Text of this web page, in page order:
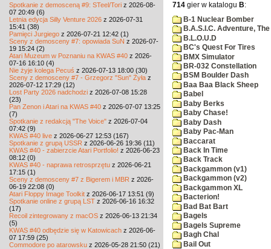
Spotkanie z demosceną #9: STeel/Tori z 2026-08-
07 20:49 (6)
Letnia edycja Silly Venture 2026 z 2026-07-31
15:41 (38)
Pamięci Jurgiego z 2026-07-21 12:42 (1)
Sceny z demosceny #7: opowiada SuN z 2026-07-
19 15:24 (2)
Atari Muzeum w Poznaniu na KWAS #40 z 2026-
07-16 16:10 (4)
Nie żyje kolega Pecuś z 2026-07-13 18:00 (30)
Sceny z demosceny #7 - Grzegorz "Sun" Żyła z
2026-07-12 17:29 (12)
Lost Party 2026 nadchodzi z 2026-07-08 15:28
(23)
Pan Zenon i Atari na KWAS #40 z 2026-07-07 13:25
(7)
Spotkanie z redakcją "The Voice" z 2026-07-04
07:42 (9)
KWAS #40 live z 2026-06-27 12:53 (167)
Spotkanie z grupą USSR z 2026-06-26 19:36 (11)
KWAS #40 - zabierzcie Atari Portfolio! z 2026-06-23
08:12 (0)
KWAS #40 - naprawa retrosprzętu z 2026-06-21
17:15 (1)
Sceny z demosceny #7 z Bigerem i MBR z 2026-
06-19 22:08 (0)
Atari Floppy Image Toolkit z 2026-06-17 13:51 (9)
Spotkanie online z grupą LST z 2026-06-16 16:32
(17)
Recoil zintegrowany z macOS z 2026-06-13 21:34
(5)
KWAS #40 odbędzie się w Katowicach z 2026-06-
07 17:59 (25)
Commodore po atarowsku z 2026-05-28 21:50 (21)
714 gier w katalogu B:
B-1 Nuclear Bomber
B.A.S.I.C. Adventure, The
B.L.O.U.D
BC's Quest For Tires
BMX Simulator
BR-032 Constellation
BSM Boulder Dash
Baa Baa Black Sheep
Babel
Baby Berks
Baby Chase!
Baby Dash
Baby Pac-Man
Baccarat
Back In Time
Back Track
Backgammon (v1)
Backgammon (v2)
Backgammon XL
Bacterion!
Bad Bat Bart
Bagels
Bagels Supreme
Bagh Chal
Bail Out